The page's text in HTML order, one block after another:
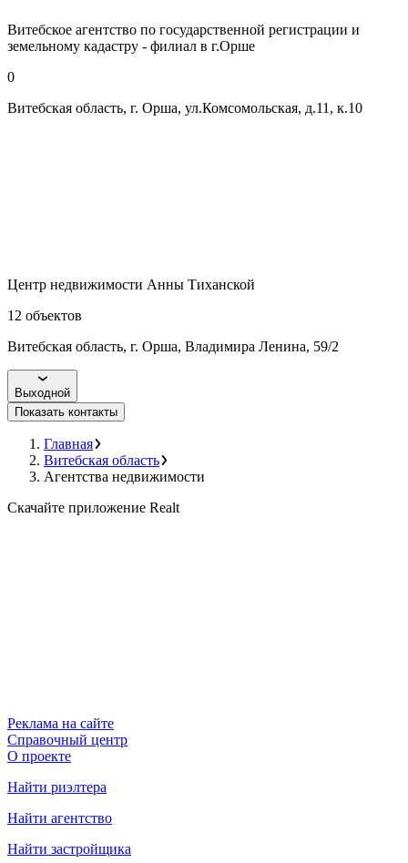
Витебское агентство по государственной регистрации и
земельному кадастру - филиал в г.Орше
0
Витебская область, г. Орша, ул.Комсомольская, д.11, к.10
Центр недвижимости Анны Тиханской
12 объектов
Витебская область, г. Орша, Владимира Ленина, 59/2
Выходной
Показать контакты
Главная
Витебская область
Агентства недвижимости
Скачайте приложение Realt
Реклама на сайте
Справочный центр
О проекте
Найти риэлтера
Найти агентство
Найти застройщика